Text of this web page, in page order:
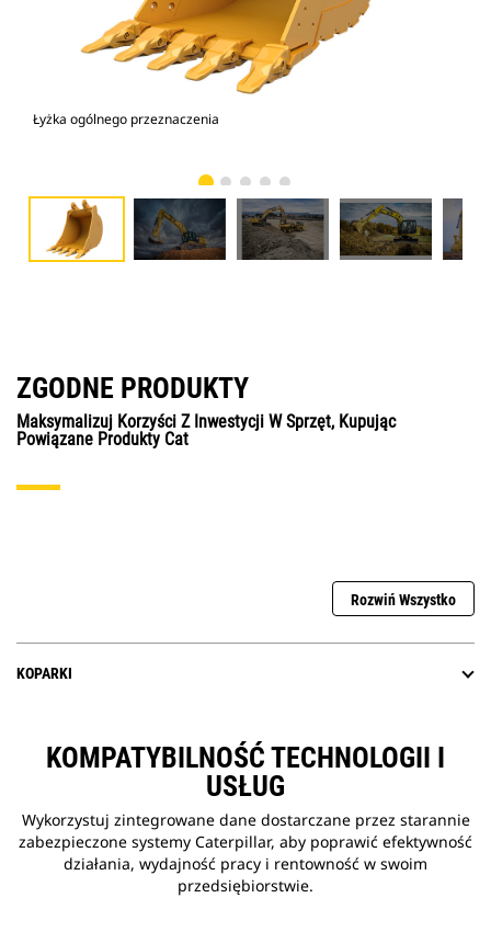
Łyżka ogólnego przeznaczenia
ZGODNE PRODUKTY
Maksymalizuj Korzyści Z Inwestycji W Sprzęt, Kupując
Powiązane Produkty Cat
Rozwiń Wszystko
KOPARKI
KOMPATYBILNOŚĆ TECHNOLOGII I
USŁUG
Wykorzystuj zintegrowane dane dostarczane przez starannie
zabezpieczone systemy Caterpillar, aby poprawić efektywność
działania, wydajność pracy i rentowność w swoim
przedsiębiorstwie.